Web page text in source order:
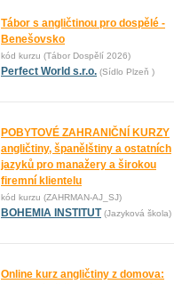
Tábor s angličtinou pro dospělé -
Benešovsko
kód kurzu (Tábor Dospělí 2026)
Perfect World s.r.o. (Sídlo Plzeň )
POBYTOVÉ ZAHRANIČNÍ KURZY
angličtiny, španělštiny a ostatních
jazyků pro manažery a širokou
firemní klientelu
kód kurzu (ZAHRMAN-AJ_SJ)
BOHEMIA INSTITUT (Jazyková škola)
Online kurz angličtiny z domova: